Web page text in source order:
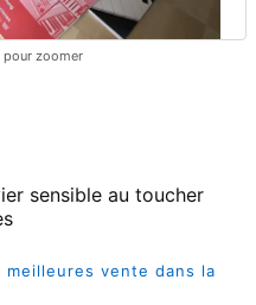
pour zoomer
sensible au toucher
meilleures vente dans la